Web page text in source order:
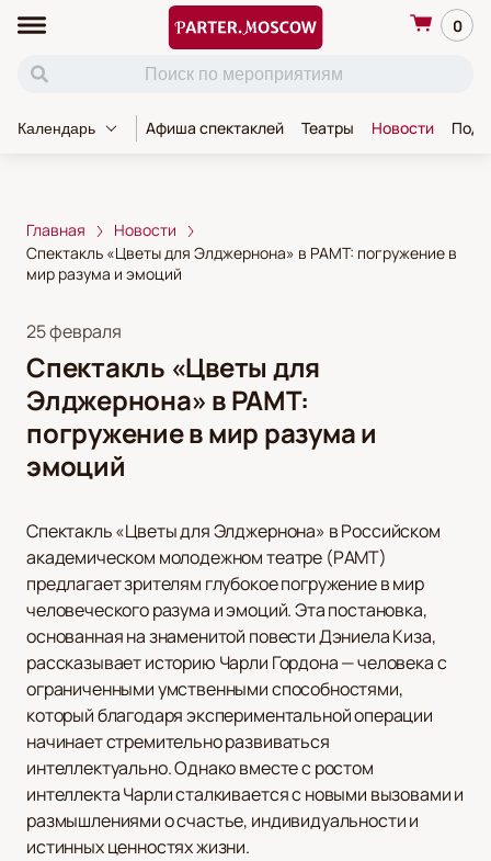
0
Календарь Афиша спектаклей Театры Новости
Главная
Новости
Спектакль «Цветы для Элджернона» в РАМТ: погружение в
мир разума и эмоций
25 февраля
Спектакль «Цветы для
Элджернона» в РАМТ:
погружение в мир разума и
эмоций
Спектакль «Цветы для Элджернона» в Российском
академическом молодежном театре (РАМТ)
предлагает зрителям глубокое погружение в мир
человеческого разума и эмоций. Эта постановка,
основанная на знаменитой повести Дэниела Киза,
рассказывает историю Чарли Гордона — человека с
ограниченными умственными способностями,
который благодаря экспериментальной операции
начинает стремительно развиваться
интеллектуально. Однако вместе с ростом
интеллекта Чарли сталкивается с новыми вызовами и
размышлениями о счастье, индивидуальности и
истинных ценностях жизни.